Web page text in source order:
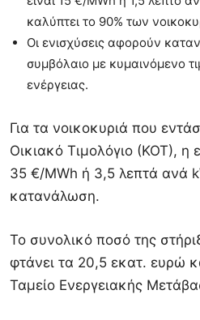
καλύπτει το 90% των
Οι ενισχύσεις αφορούν
συμβόλαιο με κυμαινόμενο
ενέργειας.
Για τα νοικοκυριά που
Οικιακό Τιμολόγιο (ΚΟΤ), η
35 €/MWh ή 3,5 λεπτά ανά
κατανάλωση.
Το συνολικό ποσό της
φτάνει τα 20,5 εκατ. ευρώ
Ταμείο Ενεργειακής